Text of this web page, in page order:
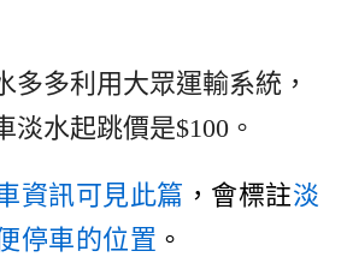
多多利用大眾運輸系統，
淡水起跳價是$100。
資訊可見此篇 ，會標註淡
停車的位置 。